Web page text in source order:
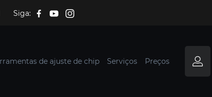
Siga:
de ajuste de chip Serviços Preços